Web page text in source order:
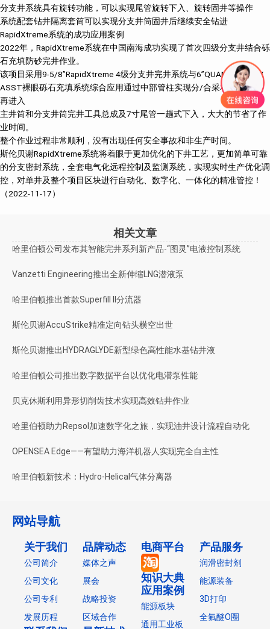
分支井系统具有旋转功能，可以实现尾管旋转下入、旋转固井等操作
系统配套钻井隔离套筒可以实现分支井筒固井后继续安全钻进
RapidXtreme系统的成功应用案例
2022年，RapidXtreme系统在中国南海成功实现了首次四级分支井结合砾
石充填防砂完井作业。
该项目采用9-5/8”RapidXtreme 4级分支井完井系统与6”QUANTUM MAX
ASST裸眼砾石充填系统综合应用通过中部管柱实现分/合采和分支井筒
再进入
主井筒和分支井筒完井工具总成及7寸尾管一趟式下入，大大的节省了作
业时间。
整个作业过程非常顺利，没有出现任何安全事故和非生产时间。
斯伦贝谢RapidXtreme系统将着眼于更加优化的下井工艺，更加简单可靠
的分支密封系统，全套电气化远程控制及监测系统，实现实时生产优化调
控，对单井及整个项目区块进行自动化、数字化、一体化的精准管控！
（2022-11-17）
相关文章
哈里伯顿公司发布其智能完井系列新产品-“图灵”电液控制系统
Vanzetti Engineering推出全新伸缩LNG潜液泵
哈里伯顿推出首款Superfill II分流器
斯伦贝谢AccuStrike精准定向钻头横空出世
斯伦贝谢推出HYDRAGLYDE新型绿色高性能水基钻井液
哈里伯顿公司推出数字数据平台以优化电潜泵性能
贝克休斯利用异形切削齿技术实现高效钻井作业
哈里伯顿助力Repsol加速数字化之旅，实现油井设计流程自动化
OPENSEA Edge——有望助力海洋机器人实现完全自主性
哈里伯顿新技术：Hydro-Helical气体分离器
网站导航
关于我们
公司简介
公司文化
公司专利
发展历程
品牌动态
媒体之声
展会
战略投资
区域合作
电商平台
知识大典
应用案例
能源板块
通用工业板
产品服务
润滑密封剂
能源装备
3D打印
全氟醚O圈